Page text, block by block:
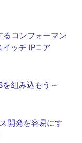
コンフォーマン
ッチ IPコア
を組み込もう～
開発を容易にす